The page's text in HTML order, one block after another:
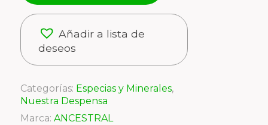
Añadir a lista de
deseos
Categorías: Especias y Minerales,
Nuestra Despensa
Marca: ANCESTRAL